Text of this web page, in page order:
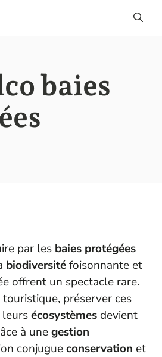
baies
par les baies protégées
biodiversitéfoisonnante et
offrent un spectacle rare.
touristique, préserver ces
écosystèmes devient
à unegestion
conjugueconservation et